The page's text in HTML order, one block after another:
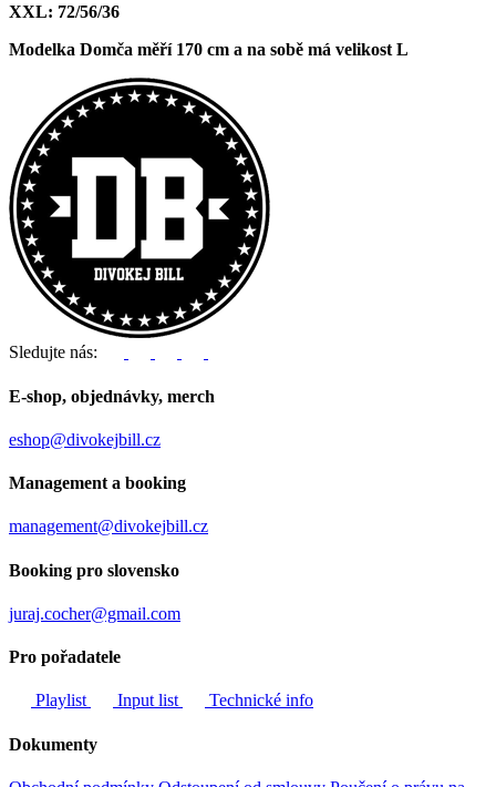
XXL: 72/56/36
Modelka Domča měří 170 cm a na sobě má velikost L
Sledujte nás:
E-shop, objednávky, merch
eshop@divokejbill.cz
Management a booking
management@divokejbill.cz
Booking pro slovensko
juraj.cocher@gmail.com
Pro pořadatele
Playlist Input list Technické info
Dokumenty